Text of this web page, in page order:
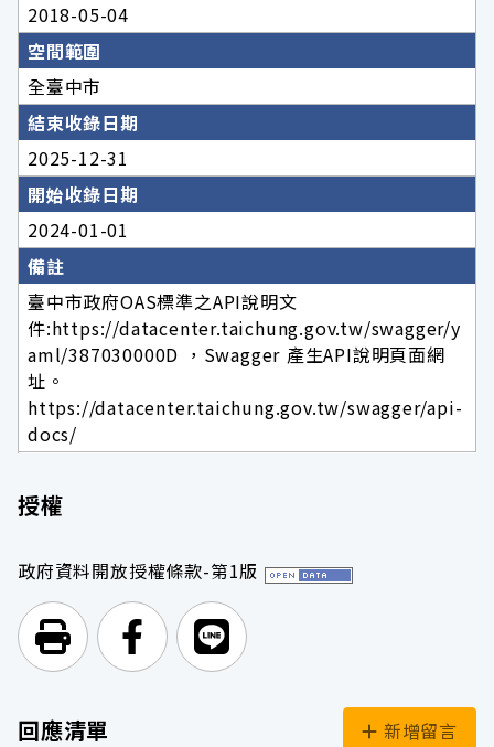
2018-05-04
空間範圍
全臺中市
結束收錄日期
2025-12-31
開始收錄日期
2024-01-01
備註
臺中市政府OAS標準之API說明文
件:https://datacenter.taichung.gov.tw/swagger/y
aml/387030000D ，Swagger 產生API說明頁面網
址。
https://datacenter.taichung.gov.tw/swagger/api-
docs/
授權
政府資料開放授權條款-第1版
列印頁面前往Facebook
前往Line
回應清單 新增留言